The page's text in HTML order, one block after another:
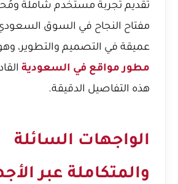
تقديم تجربة مستخدم شاملة
مفتاح النجاح في السوق
عميقة في التصميم والتطوير،
مطور مواقع في السعودية
هذه التفاصيل الدقيقة.
الواجهات السائلة
والمتكاملة عبر